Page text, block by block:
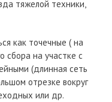
тяжелой техники,
как точечные ( на
сбора на участке с
(длинная сеть
отрезке вокруг
или др.